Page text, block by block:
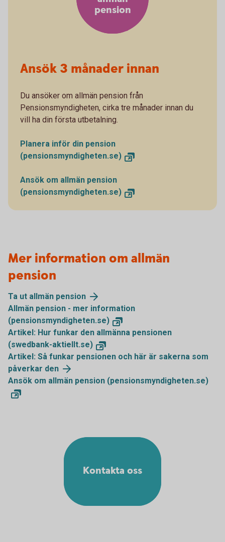
pension
Ansök 3 månader innan
Du ansöker om allmän pension från
Pensionsmyndigheten, cirka tre månader innan du
vill ha din första utbetalning.
Planera inför din pension
(pensionsmyndigheten.se)
Ansök om allmän pension
(pensionsmyndigheten.se)
Mer information om allmän
pension
Ta ut allmän pension
Allmän pension - mer information
(pensionsmyndigheten.se)
Artikel: Hur funkar den allmänna pensionen
(swedbank-aktiellt.se)
Artikel: Så funkar pensionen och här är sakerna som
påverkar den
Ansök om allmän pension (pensionsmyndigheten.se)
Kontakta oss